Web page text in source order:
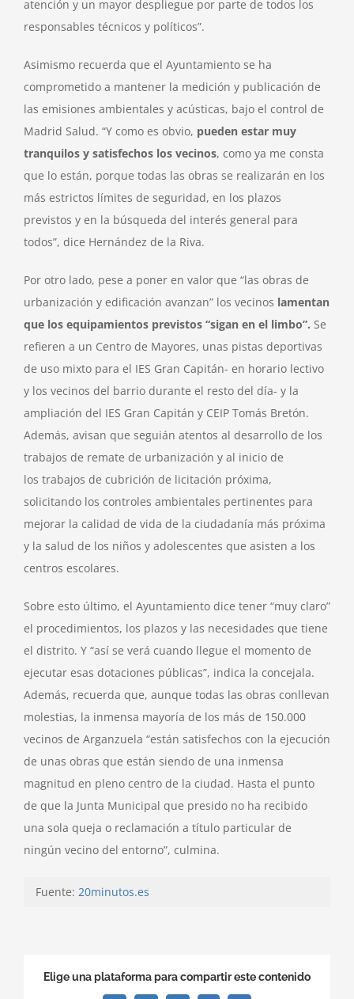
atención y un mayor despliegue por parte de todos los
responsables técnicos y políticos”.
Asimismo recuerda que el Ayuntamiento se ha
comprometido a mantener la medición y publicación de
las emisiones ambientales y acústicas, bajo el control de
Madrid Salud. “Y como es obvio, pueden estar muy
tranquilos y satisfechos los vecinos, como ya me consta
que lo están, porque todas las obras se realizarán en los
más estrictos límites de seguridad, en los plazos
previstos y en la búsqueda del interés general para
todos”, dice Hernández de la Riva.
Por otro lado, pese a poner en valor que “las obras de
urbanización y edificación avanzan” los vecinos lamentan
que los equipamientos previstos “sigan en el limbo”. Se
refieren a un Centro de Mayores, unas pistas deportivas
de uso mixto para el IES Gran Capitán- en horario lectivo
y los vecinos del barrio durante el resto del día- y la
ampliación del IES Gran Capitán y CEIP Tomás Bretón.
Además, avisan que seguián atentos al desarrollo de los
trabajos de remate de urbanización y al inicio de
los trabajos de cubrición de licitación próxima,
solicitando los controles ambientales pertinentes para
mejorar la calidad de vida de la ciudadanía más próxima
y la salud de los niños y adolescentes que asisten a los
centros escolares.
Sobre esto último, el Ayuntamiento dice tener “muy claro”
el procedimientos, los plazos y las necesidades que tiene
el distrito. Y “así se verá cuando llegue el momento de
ejecutar esas dotaciones públicas”, indica la concejala.
Además, recuerda que, aunque todas las obras conllevan
molestias, la inmensa mayoría de los más de 150.000
vecinos de Arganzuela “están satisfechos con la ejecución
de unas obras que están siendo de una inmensa
magnitud en pleno centro de la ciudad. Hasta el punto
de que la Junta Municipal que presido no ha recibido
una sola queja o reclamación a título particular de
ningún vecino del entorno”, culmina.
Fuente: 20minutos.es
Elige una plataforma para compartir este contenido